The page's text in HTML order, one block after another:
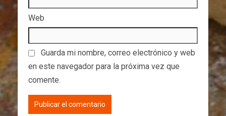
Web
Guarda mi nombre, correo electrónico y web
en este navegador para la próxima vez que
comente.